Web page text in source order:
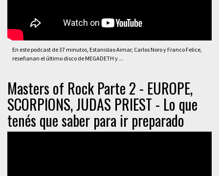
En este podcast de 37 minutos, Estanislao Aimar, Carlos Noro y Franco Felice,
reseñanan el último disco de MEGADETH y ...
Masters of Rock Parte 2 - EUROPE,
SCORPIONS, JUDAS PRIEST - Lo que
tenés que saber para ir preparado